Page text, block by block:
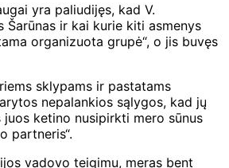
yra paliudijęs, kad V.
Šarūnas ir kai kurie kiti asmenys
organizuota grupė“, o jis buvęs
sklypams ir pastatams
nepalankios sąlygos, kad jų
ketino nusipirkti mero sūnus
partneris“.
vadovo teigimu, meras bent